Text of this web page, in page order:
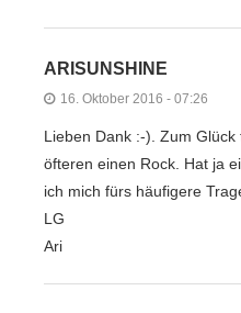
ARISUNSHINE
16. Oktober 2016 - 07:26
Lieben Dank :-). Zum
öfteren einen Rock. Hat ja
ich mich fürs häufigere
LG
Ari